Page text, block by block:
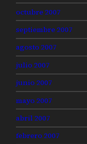
octubre 2007
septiembre 2007
agosto 2007
julio 2007
junio 2007
mayo 2007
abril 2007
febrero 2007